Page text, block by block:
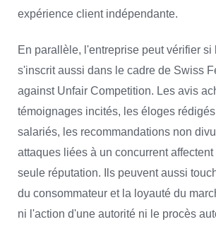
expérience client indépendante.
En parallèle, l'entreprise peut vérifier si
s'inscrit aussi dans le cadre de Swiss
against Unfair Competition. Les avis
témoignages incités, les éloges
salariés, les recommandations non
attaques liées à un concurrent
seule réputation. Ils peuvent aussi
du consommateur et la loyauté du
ni l'action d'une autorité ni le procès